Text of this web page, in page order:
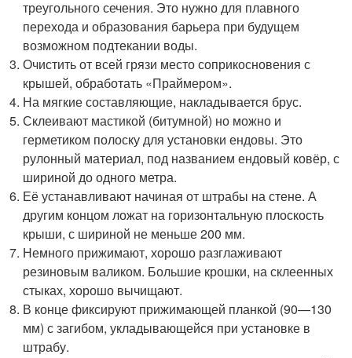
треугольного сечения. Это нужно для плавного
перехода и образования барьера при будущем
возможном подтекании воды.
Очистить от всей грязи место соприкосновения с
крышей, обработать «Праймером».
На мягкие составляющие, накладывается брус.
Склеивают мастикой (битумной) но можно и
герметиком полоску для установки ендовы. Это
рулонный материал, под названием ендовый ковёр, с
шириной до одного метра.
Её устанавливают начиная от штрабы на стене. А
другим концом ложат на горизонтальную плоскость
крыши, с шириной не меньше 200 мм.
Немного прижимают, хорошо разглаживают
резиновым валиком. Большие крошки, на склеенных
стыках, хорошо вычищают.
В конце фиксируют прижимающей планкой (90—130
мм) с загибом, укладывающейся при установке в
штрабу.